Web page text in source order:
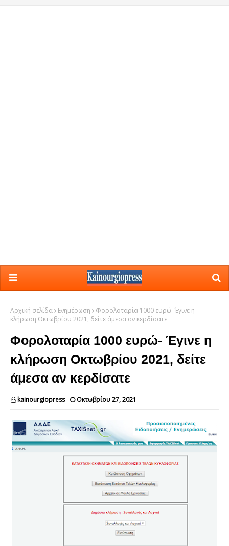
Αρχική σελίδα Ενημέρωση
Φορολοταρία 1000 ευρώ- Έγινε η
κλήρωση Οκτωβρίου 2021, δείτε άμεσα αν κερδίσατε
Φορολοταρία 1000 ευρώ- Έγινε η
κλήρωση Οκτωβρίου 2021, δείτε
άμεσα αν κερδίσατε
kainourgiopress Οκτωβρίου 27, 2021